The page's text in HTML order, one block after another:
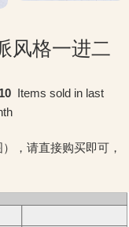
风格一进二
10 Items sold in last
，请直接购买即可，